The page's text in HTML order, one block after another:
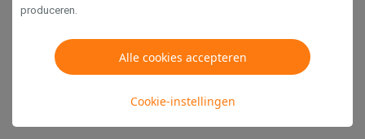
produceren.
Alle cookies accepteren
Cookie-instellingen